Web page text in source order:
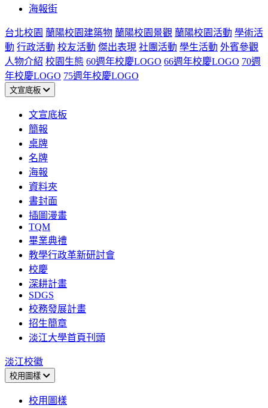
海報街
台北校園 蘭陽校園建築物 蘭陽校園景觀 蘭陽校園活動 學術活
動 行政活動 校友活動 傑出表現 社團活動 學生活動 外賓參觀
人物介紹 校園生態 60週年校慶LOGO 66週年校慶LOGO 70週
年校慶LOGO 75週年校慶LOGO
文宣底板
文宣底板
簡報
桌牌
名牌
海報
資料夾
書封面
插圖漫畫
TQM
畢業典禮
教學行政革新研討會
校慶
深耕計畫
SDGS
校務發展計畫
招生簡章
淡江大學首頁刊頭
淡江校徽
校用圖樣
校用圖樣